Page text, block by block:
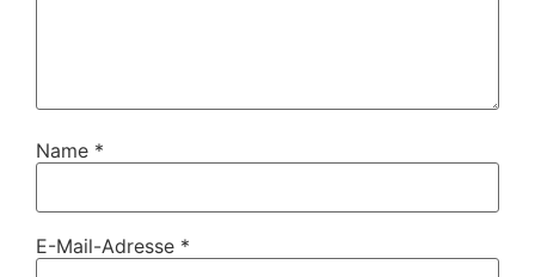
Name *
E-Mail-Adresse *